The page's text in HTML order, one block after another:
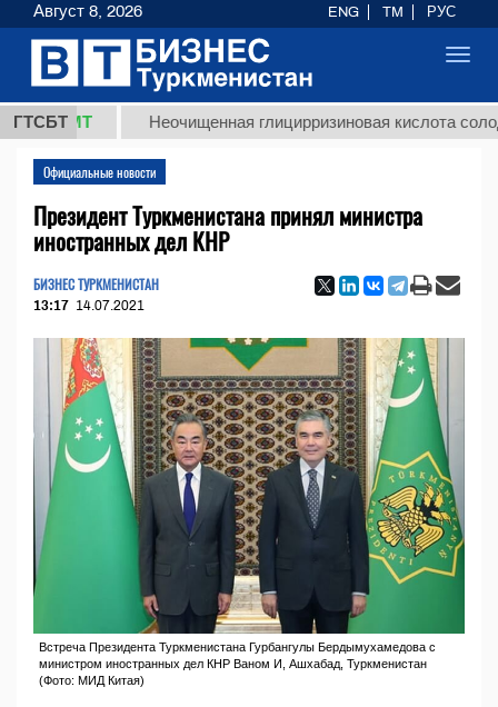
ГТСБТ Неочищенная глицирризиновая кислота
Официальные новости
Президент Туркменистана принял министра
иностранных дел КНР
БИЗНЕС ТУРКМЕНИСТАН
13:17 14.07.2021
Встреча Президента Туркменистана Гурбангулы Бердымухамедова с
министром иностранных дел КНР Ваном И, Ашхабад, Туркменистан
(Фото: МИД Китая)
Август 8, 2026 ENG TM РУС